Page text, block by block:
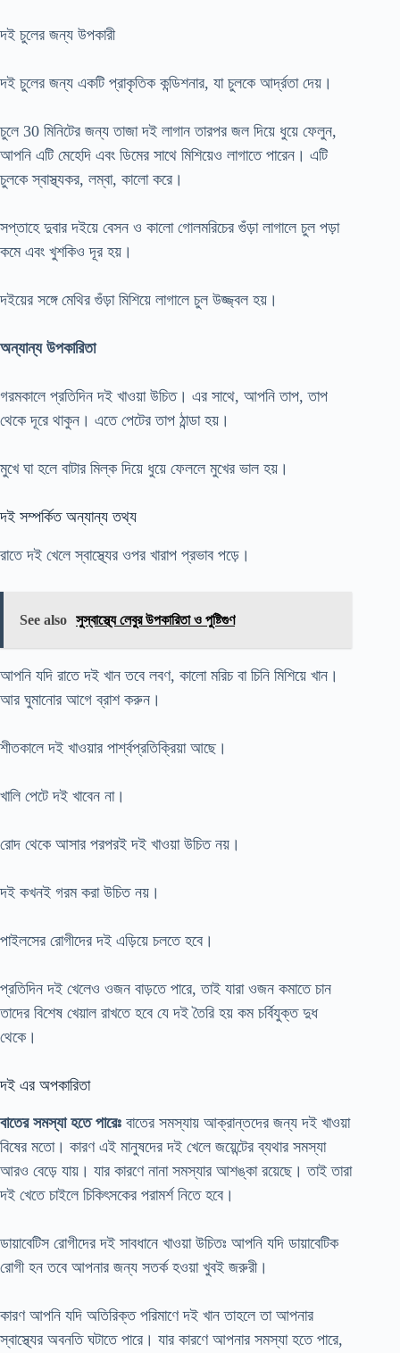
দই চুলের জন্য উপকারী
দই চুলের জন্য একটি প্রাকৃতিক কন্ডিশনার, যা চুলকে আর্দ্রতা দেয়।
চুলে 30 মিনিটের জন্য তাজা দই লাগান তারপর জল দিয়ে ধুয়ে ফেলুন,
আপনি এটি মেহেদি এবং ডিমের সাথে মিশিয়েও লাগাতে পারেন। এটি
চুলকে স্বাস্থ্যকর, লম্বা, কালো করে।
সপ্তাহে দুবার দইয়ে বেসন ও কালো গোলমরিচের গুঁড়া লাগালে চুল পড়া
কমে এবং খুশকিও দূর হয়।
দইয়ের সঙ্গে মেথির গুঁড়া মিশিয়ে লাগালে চুল উজ্জ্বল হয়।
অন্যান্য উপকারিতা
গরমকালে প্রতিদিন দই খাওয়া উচিত। এর সাথে, আপনি তাপ, তাপ
থেকে দূরে থাকুন। এতে পেটের তাপ ঠান্ডা হয়।
মুখে ঘা হলে বাটার মিল্ক দিয়ে ধুয়ে ফেললে মুখের ভাল হয়।
দই সম্পর্কিত অন্যান্য তথ্য
রাতে দই খেলে স্বাস্থ্যের ওপর খারাপ প্রভাব পড়ে।
See also সুস্বাস্থ্যে লেবুর উপকারিতা ও পুষ্টিগুণ
আপনি যদি রাতে দই খান তবে লবণ, কালো মরিচ বা চিনি মিশিয়ে খান।
আর ঘুমানোর আগে ব্রাশ করুন।
শীতকালে দই খাওয়ার পার্শ্বপ্রতিক্রিয়া আছে।
খালি পেটে দই খাবেন না।
রোদ থেকে আসার পরপরই দই খাওয়া উচিত নয়।
দই কখনই গরম করা উচিত নয়।
পাইলসের রোগীদের দই এড়িয়ে চলতে হবে।
প্রতিদিন দই খেলেও ওজন বাড়তে পারে, তাই যারা ওজন কমাতে চান
তাদের বিশেষ খেয়াল রাখতে হবে যে দই তৈরি হয় কম চর্বিযুক্ত দুধ
থেকে।
দই এর অপকারিতা
বাতের সমস্যা হতে পারেঃ বাতের সমস্যায় আক্রান্তদের জন্য দই খাওয়া
বিষের মতো। কারণ এই মানুষদের দই খেলে জয়েন্টের ব্যথার সমস্যা
আরও বেড়ে যায়। যার কারণে নানা সমস্যার আশঙ্কা রয়েছে। তাই তারা
দই খেতে চাইলে চিকিৎসকের পরামর্শ নিতে হবে।
ডায়াবেটিস রোগীদের দই সাবধানে খাওয়া উচিতঃ আপনি যদি ডায়াবেটিক
রোগী হন তবে আপনার জন্য সতর্ক হওয়া খুবই জরুরী।
কারণ আপনি যদি অতিরিক্ত পরিমাণে দই খান তাহলে তা আপনার
স্বাস্থ্যের অবনতি ঘটাতে পারে। যার কারণে আপনার সমস্যা হতে পারে,